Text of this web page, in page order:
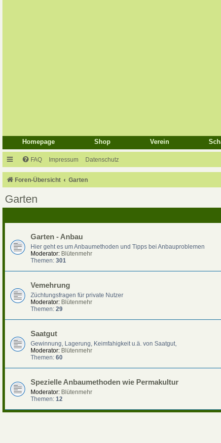
Homepage Shop Verein
FAQ Impressum Datenschutz
Foren-Übersicht Garten
Garten
Garten - Anbau
Hier geht es um Anbaumethoden und Tipps bei Anbauproblemen
Moderator: Blütenmehr
Themen: 301
Vemehrung
Züchtungsfragen für private Nutzer
Moderator: Blütenmehr
Themen: 29
Saatgut
Gewinnung, Lagerung, Keimfahigkeit u.ä. von Saatgut,
Moderator: Blütenmehr
Themen: 60
Spezielle Anbaumethoden wie Permakultur
Moderator: Blütenmehr
Themen: 12